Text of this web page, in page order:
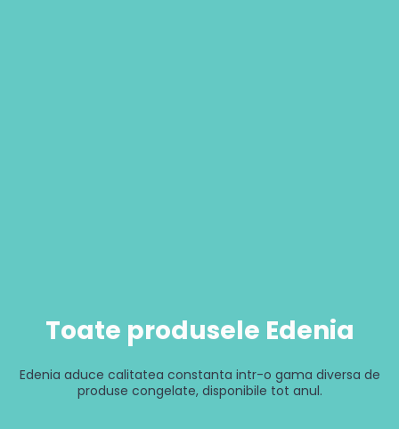
Toate produsele Edenia
Edenia aduce calitatea constanta intr-o gama diversa de
produse congelate, disponibile tot anul.